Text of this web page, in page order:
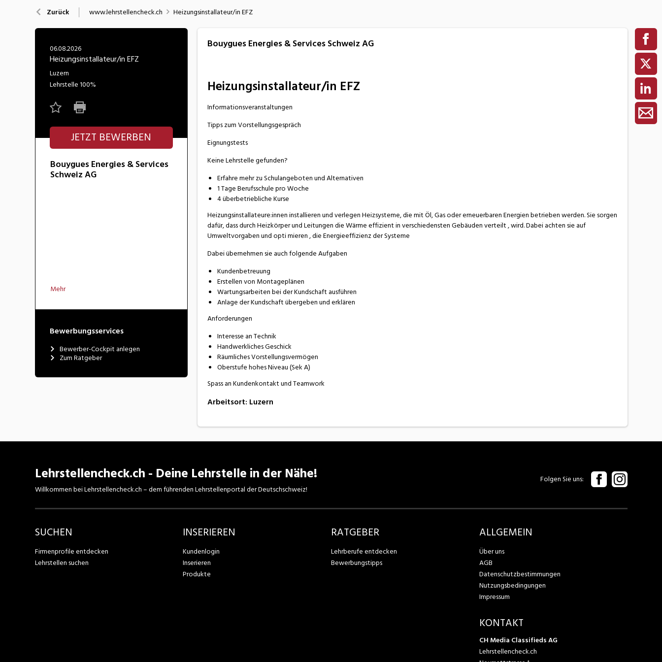
Nahrung
Wirtschaft/Verwaltung
Zurück www.lehrstellencheck.ch Heizungsinstallateur/in EFZ
06.08.2026
Heizungsinstallateur/in EFZ
Luzern
Lehrstelle100%
JETZT BEWERBEN
Bouygues Energies & Services
Schweiz AG
Mehr
Bewerbungsservices
Bewerber-Cockpit anlegen
Zum Ratgeber
Bouygues Energies & Services Schweiz AG
Heizungsinstallateur/in EFZ
Informationsveranstaltungen
Tipps zum Vorstellungsgespräch
Eignungstests
Keine Lehrstelle gefunden?
Erfahre mehr zu Schulangeboten und Alternativen
1 Tage Berufsschule pro Woche
4 überbetriebliche Kurse
Heizungsinstallateure:innen installieren und verlegen Heizsysteme, die mit Öl, Gas oder erneuerbaren Energien betrieben werden. Sie sorgen
dafür, dass durch Heizkörper und Leitungen die Wärme effizient in verschiedensten Gebäuden verteilt , wird. Dabei achten sie auf
Umweltvorgaben und opti mieren , die Energieeffizienz der Systeme
Dabei übernehmen sie auch folgende Aufgaben
Kundenbetreuung
Erstellen von Montageplänen
Wartungsarbeiten bei der Kundschaft ausführen
Anlage der Kundschaft übergeben und erklären
Anforderungen
Interesse an Technik
Handwerkliches Geschick
Räumliches Vorstellungsvermögen
Oberstufe hohes Niveau (Sek A)
Spass an Kundenkontakt und Teamwork
Arbeitsort: Luzern
Lehrstellencheck.ch - Deine Lehrstelle in der Nähe!
Willkommen bei Lehrstellencheck.ch – dem führenden Lehrstellenportal der Deutschschweiz!
Folgen Sie uns
SUCHEN
Firmenprofile entdecken
Lehrstellen suchen
INSERIEREN
Kundenlogin
Inserieren
Produkte
RATGEBER
Lehrberufe entdecken
Bewerbungstipps
ALLGEMEIN
Über uns
AGB
Datenschutzbestimmungen
Nutzungsbedingungen
Impressum
KONTAKT
CH Media Classifieds AG
Lehrstellencheck.ch